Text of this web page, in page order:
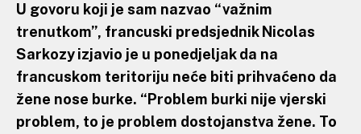
U govoru koji je sam nazvao “važnim
trenutkom”, francuski predsjednik Nicolas
Sarkozy izjavio je u ponedjeljak da na
francuskom teritoriju neće biti prihvaćeno da
žene nose burke. “Problem burki nije vjerski
problem, to je problem dostojanstva žene. To